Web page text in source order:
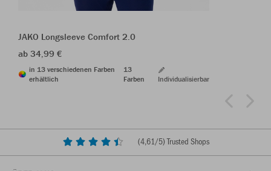
JAKO Longsleeve Comfort 2.0
ab 34,99 €
in 13 verschiedenen Farben
erhältlich
13
Farben
Individualisierbar
(4,61/5) Trusted Shops